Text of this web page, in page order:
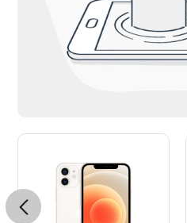
Previous